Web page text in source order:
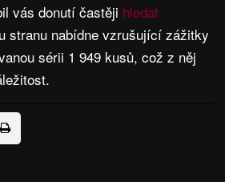
vás donutí častěji hledat
stranu nabídne vzrušující zážitky
sérii 1 949 kusů, což z něj